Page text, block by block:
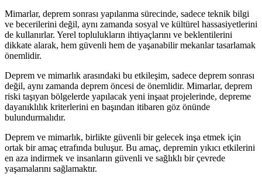
Mimarlar, deprem sonrası yapılanma sürecinde, sadece teknik bilgi
ve becerilerini değil, aynı zamanda sosyal ve kültürel hassasiyetlerini
de kullanırlar. Yerel toplulukların ihtiyaçlarını ve beklentilerini
dikkate alarak, hem güvenli hem de yaşanabilir mekanlar tasarlamak
önemlidir.
Deprem ve mimarlık arasındaki bu etkileşim, sadece deprem sonrası
değil, aynı zamanda deprem öncesi de önemlidir. Mimarlar, deprem
riski taşıyan bölgelerde yapılacak yeni inşaat projelerinde, depreme
dayanıklılık kriterlerini en başından itibaren göz önünde
bulundurmalıdır.
Deprem ve mimarlık, birlikte güvenli bir gelecek inşa etmek için
ortak bir amaç etrafında buluşur. Bu amaç, depremin yıkıcı etkilerini
en aza indirmek ve insanların güvenli ve sağlıklı bir çevrede
yaşamalarını sağlamaktır.